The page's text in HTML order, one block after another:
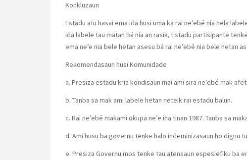
Konkluzaun
Estadu atu hasai ema ida husi uma ka rai ne’ebé nia hela
ida labele tau matan bá nia an rasik, Estadu partisipante
ema ne’e nia bele hetan asesu bá rai ne’ebé nia bele hetan
Rekomendasaun husi Komunidade
a. Presiza estadu kria kondisaun mai ami sira ne’ebé mak
b. Tanba sa mak ami labele hetan neteik rai estadu balun.
c. Rai ne’ebé makami okupa ne’e iha tinan 1987. Tanba sa
d. Ami husu ba governu tenke halo indeminizasaun ho dignu
e. Presiza Governu mos tenke tau atensaun espesiefiku ba